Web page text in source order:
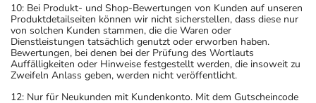
10: Bei Produkt- und Shop-Bewertungen von Kunden auf unseren
Produktdetailseiten können wir nicht sicherstellen, dass diese nur
von solchen Kunden stammen, die die Waren oder
Dienstleistungen tatsächlich genutzt oder erworben haben.
Bewertungen, bei denen bei der Prüfung des Wortlauts
Auffälligkeiten oder Hinweise festgestellt werden, die insoweit zu
Zweifeln Anlass geben, werden nicht veröffentlicht.
12: Nur für Neukunden mit Kundenkonto. Mit dem Gutscheincode